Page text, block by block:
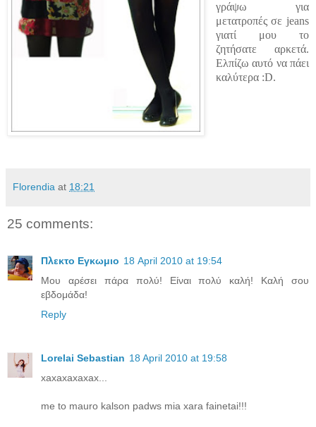
γράψω για
μετατροπές σε jeans
γιατί μου το
ζητήσατε αρκετά.
Ελπίζω αυτό να πάει
καλύτερα :D.
Florendia at 18:21
25 comments:
Πλεκτο Εγκωμιο 18 April 2010 at 19:54
Μου αρέσει πάρα πολύ! Είναι πολύ καλή! Καλή σου
εβδομάδα!
Reply
Lorelai Sebastian 18 April 2010 at 19:58
xaxaxaxaxax...
me to mauro kalson padws mia xara fainetai!!!